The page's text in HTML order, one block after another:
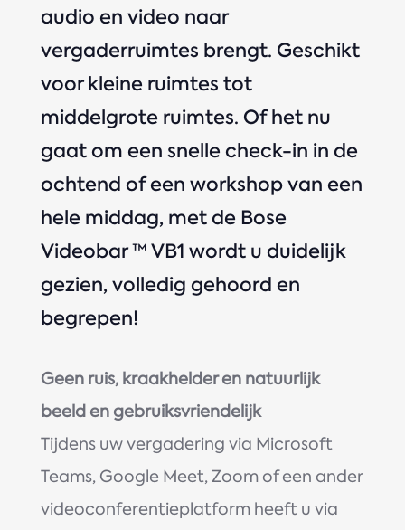
audio en video naar
vergaderruimtes brengt. Geschikt
voor kleine ruimtes tot
middelgrote ruimtes. Of het nu
gaat om een ​​snelle check-in in de
ochtend of een workshop van een
hele middag, met de Bose
Videobar ™ VB1 wordt u duidelijk
gezien, volledig gehoord en
begrepen!
Geen ruis, kraakhelder en natuurlijk
beeld en gebruiksvriendelijk
Tijdens uw vergadering via Microsoft
Teams, Google Meet, Zoom of een ander
videoconferentieplatform heeft u via